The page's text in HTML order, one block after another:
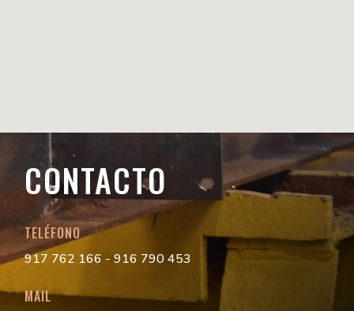
CONTACTO
TELÉFONO
917 762 166 - 916 790 453
MAIL